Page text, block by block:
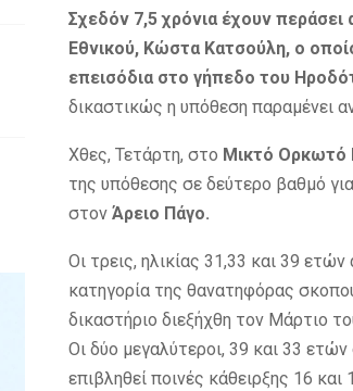
Σχεδόν 7,5 χρόνια έχουν
Εθνικού, Κώστα Κατσούλη, ο
επεισόδια στο γήπεδο του
δικαστικώς η υπόθεση παραμένει
Χθες, Τετάρτη, στο Μικτό Ορκωτό
της υπόθεσης σε δεύτερο βαθμό
στον Άρειο Πάγο.
Οι τρεις, ηλικίας 31,33 και 39
κατηγορία της θανατηφόρας
δικαστήριο διεξήχθη τον Μάρτιο
Οι δύο μεγαλύτεροι, 39 και 33 ετών
επιβληθεί ποινές κάθειρξης 16